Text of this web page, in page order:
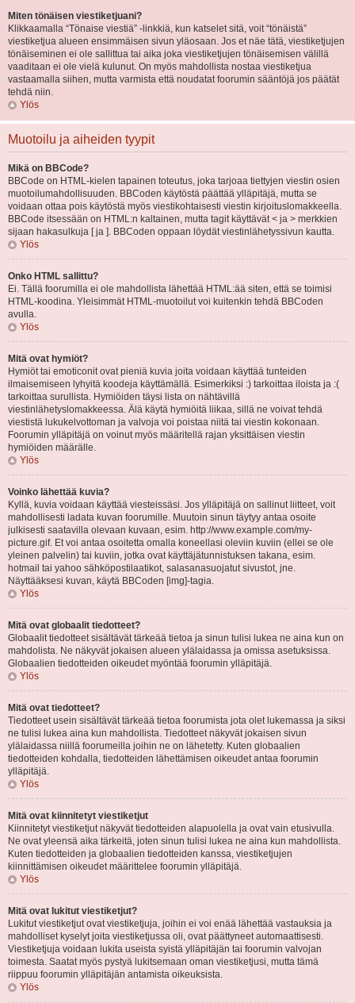
Miten tönäisen viestiketjuani?
Klikkaamalla “Tönaise viestiä” -linkkiä, kun katselet sitä, voit “tönäistä”
viestiketjua alueen ensimmäisen sivun yläosaan. Jos et näe tätä, viestiketjujen
tönäiseminen ei ole sallittua tai aika joka viestiketjujen tönäisemisen välillä
vaaditaan ei ole vielä kulunut. On myös mahdollista nostaa viestiketjua
vastaamalla siihen, mutta varmista että noudatat foorumin sääntöjä jos päätät
tehdä niin.
Ylös
Muotoilu ja aiheiden tyypit
Mikä on BBCode?
BBCode on HTML-kielen tapainen toteutus, joka tarjoaa tiettyjen viestin osien
muotoilumahdollisuuden. BBCoden käytöstä päättää ylläpitäjä, mutta se
voidaan ottaa pois käytöstä myös viestikohtaisesti viestin kirjoituslomakkeella.
BBCode itsessään on HTML:n kaltainen, mutta tagit käyttävät < ja > merkkien
sijaan hakasulkuja [ ja ]. BBCoden oppaan löydät viestinlähetyssivun kautta.
Ylös
Onko HTML sallittu?
Ei. Tällä foorumilla ei ole mahdollista lähettää HTML:ää siten, että se toimisi
HTML-koodina. Yleisimmät HTML-muotoilut voi kuitenkin tehdä BBCoden
avulla.
Ylös
Mitä ovat hymiöt?
Hymiöt tai emoticonit ovat pieniä kuvia joita voidaan käyttää tunteiden
ilmaisemiseen lyhyitä koodeja käyttämällä. Esimerkiksi :) tarkoittaa iloista ja :(
tarkoittaa surullista. Hymiöiden täysi lista on nähtävillä
viestinlähetyslomakkeessa. Älä käytä hymiöitä liikaa, sillä ne voivat tehdä
viestistä lukukelvottoman ja valvoja voi poistaa niitä tai viestin kokonaan.
Foorumin ylläpitäjä on voinut myös määritellä rajan yksittäisen viestin
hymiöiden määrälle.
Ylös
Voinko lähettää kuvia?
Kyllä, kuvia voidaan käyttää viesteissäsi. Jos ylläpitäjä on sallinut liitteet, voit
mahdollisesti ladata kuvan foorumille. Muutoin sinun täytyy antaa osoite
julkisesti saatavilla olevaan kuvaan, esim. http://www.example.com/my-
picture.gif. Et voi antaa osoitetta omalla koneellasi oleviin kuviin (ellei se ole
yleinen palvelin) tai kuviin, jotka ovat käyttäjätunnistuksen takana, esim.
hotmail tai yahoo sähköpostilaatikot, salasanasuojatut sivustot, jne.
Näyttääksesi kuvan, käytä BBCoden [img]-tagia.
Ylös
Mitä ovat globaalit tiedotteet?
Globaalit tiedotteet sisältävät tärkeää tietoa ja sinun tulisi lukea ne aina kun on
mahdolista. Ne näkyvät jokaisen alueen ylälaidassa ja omissa asetuksissa.
Globaalien tiedotteiden oikeudet myöntää foorumin ylläpitäjä.
Ylös
Mitä ovat tiedotteet?
Tiedotteet usein sisältävät tärkeää tietoa foorumista jota olet lukemassa ja siksi
ne tulisi lukea aina kun mahdollista. Tiedotteet näkyvät jokaisen sivun
ylälaidassa niillä foorumeilla joihin ne on lähetetty. Kuten globaalien
tiedotteiden kohdalla, tiedotteiden lähettämisen oikeudet antaa foorumin
ylläpitäjä.
Ylös
Mitä ovat kiinnitetyt viestiketjut
Kiinnitetyt viestiketjut näkyvät tiedotteiden alapuolella ja ovat vain etusivulla.
Ne ovat yleensä aika tärkeitä, joten sinun tulisi lukea ne aina kun mahdollista.
Kuten tiedotteiden ja globaalien tiedotteiden kanssa, viestiketjujen
kiinnittämisen oikeudet määrittelee foorumin ylläpitäjä.
Ylös
Mitä ovat lukitut viestiketjut?
Lukitut viestiketjut ovat viestiketjuja, joihin ei voi enää lähettää vastauksia ja
mahdolliset kyselyt joita viestiketjussa oli, ovat päättyneet automaattisesti.
Viestiketjuja voidaan lukita useista syistä ylläpitäjän tai foorumin valvojan
toimesta. Saatat myös pystyä lukitsemaan oman viestiketjusi, mutta tämä
riippuu foorumin ylläpitäjän antamista oikeuksista.
Ylös